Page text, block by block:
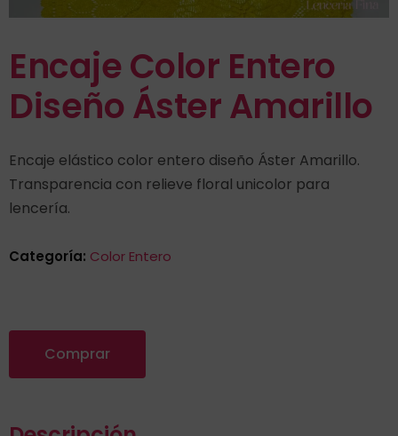
Encaje Color Entero
Diseño Áster Amarillo
Encaje elástico color entero diseño Áster Amarillo.
Transparencia con relieve floral unicolor para
lencería.
Categoría: Color Entero
Comprar